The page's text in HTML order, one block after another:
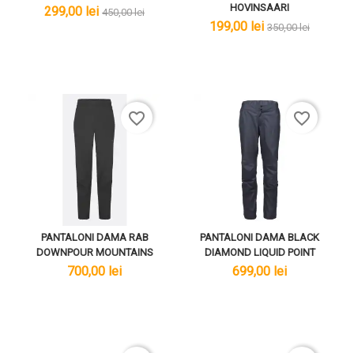
lei
299,00 lei lei
450,00 lei
HOVINSAARI
lei
199,00 lei lei
350,00 lei
PANTALONI DAMA RAB
DOWNPOUR MOUNTAINS
lei
700,00 lei
favorite_border
PANTALONI DAMA BLACK
DIAMOND LIQUID POINT
lei
699,00 lei
favorite_border